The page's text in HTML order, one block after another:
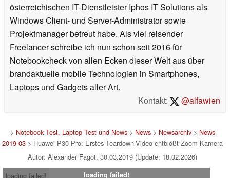
österreichischen IT-Dienstleister Iphos IT Solutions als
Windows Client- und Server-Administrator sowie
Projektmanager betreut habe. Als viel reisender
Freelancer schreibe ich nun schon seit 2016 für
Notebookcheck von allen Ecken dieser Welt aus über
brandaktuelle mobile Technologien in Smartphones,
Laptops und Gadgets aller Art.
Kontakt:
@alfawien
> Notebook Test, Laptop Test und News> News> Newsarchiv> News
2019-03 > Huawei P30 Pro: Erstes Teardown-Video entblößt Zoom-Kamera
Autor: Alexander Fagot, 30.03.2019 (Update: 18.02.2026)
loading failed!
loading failed!